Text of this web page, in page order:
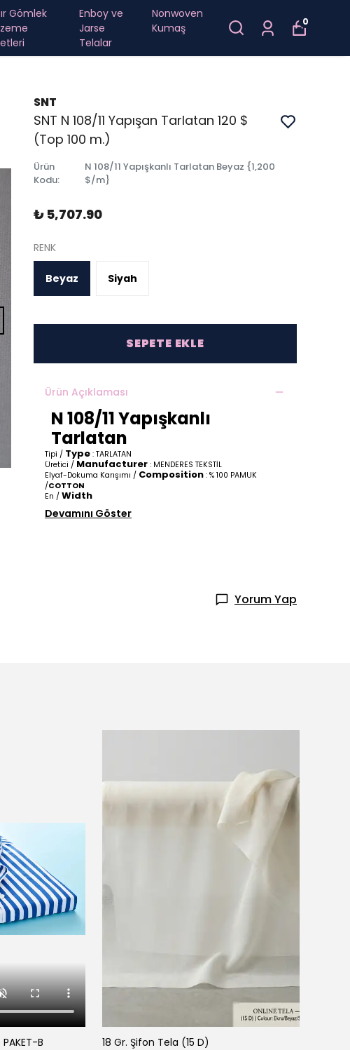
Gömlek
Enboy ve
Jarse
Telalar
Nonwoven
Kumaş
0
SNT
SNT N 108/11 Yapışan Tarlatan 120 $
(Top 100 m.)
Ürün
Kodu:
N 108/11 Yapışkanlı Tarlatan Beyaz {1,200
$/m}
₺ 5,707.90
RENK
Beyaz Siyah
SEPETE EKLE
Ürün Açıklaması
N 108/11 Yapışkanlı
Tarlatan
Tipi / Type : TARLATAN
Üretici / Manufacturer : MENDERES TEKSTİL
Elyaf-Dokuma Karışımı / Composition : % 100 PAMUK
/COTTON
En / Width
Devamını Göster
Yorum Yap
B 18 Gr. Şifon Tela (15 D)